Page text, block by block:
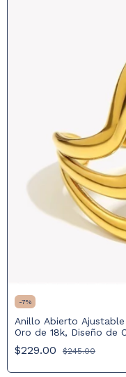
-7%
Anillo Abierto
Oro de 18k, Diseño de
Irregular y Moderno
$229.00 $245.00